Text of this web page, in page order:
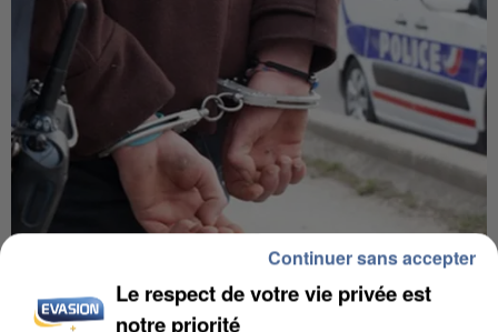
UN SECOND CADRE DE LA DZ MAFIA
INTERPELLÉ EN ALGÉRIE
Le respect de votre vie privée est
notre priorité
Continuer sans accepter